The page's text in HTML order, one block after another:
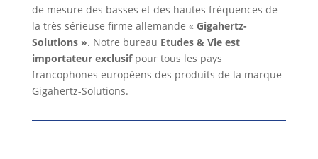
de mesure des basses et des hautes fréquences de
la très sérieuse firme allemande « Gigahertz-
Solutions ». Notre bureau Etudes & Vie est
importateur exclusifpour tous les pays
francophones européens des produits de la marque
Gigahertz-Solutions.